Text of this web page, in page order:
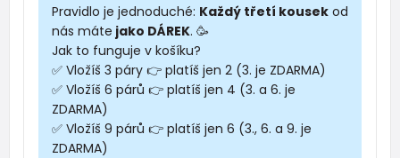
Pravidlo je jednoduché: Každý třetí kousek od
nás máte jako DÁREK. 🥳
Jak to funguje v košíku?
✅ Vložíš 3 páry 👉 platíš jen 2 (3. je ZDARMA)
✅ Vložíš 6 párů 👉 platíš jen 4 (3. a 6. je
ZDARMA)
✅ Vložíš 9 párů 👉 platíš jen 6 (3., 6. a 9. je
ZDARMA)